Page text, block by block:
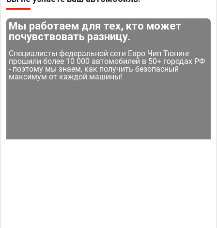
Мы работаем для тех, кто может
почувствовать разницу.
Специалисты федеральной сети Евро Чип Тюнинг
прошили более 10 000 автомобилей в 50+ городах РФ
- поэтому мы знаем, как получить безопасный
максимум от каждой машины!